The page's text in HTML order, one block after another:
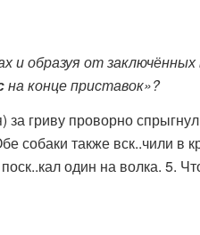
образуя от заключённых
на конце приставок»?
за гриву проворно
также вск..чили в
один на волка. 5.